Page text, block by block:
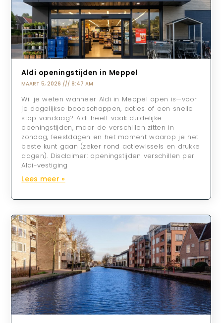
Aldi openingstijden in Meppel
MAART 5, 2026 8:47 AM
Wil je weten wanneer Aldi in Meppel open is—voor
je dagelijkse boodschappen, acties of een snelle
stop vandaag? Aldi heeft vaak duidelijke
openingstijden, maar de verschillen zitten in
zondag, feestdagen en het moment waarop je het
beste kunt gaan (zeker rond actiewissels en drukke
dagen). Disclaimer: openingstijden verschillen per
Aldi-vestiging
Lees meer »